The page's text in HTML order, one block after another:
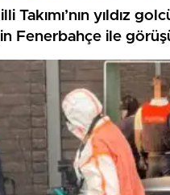
Takımı’nın yıldız
Fenerbahçe ile